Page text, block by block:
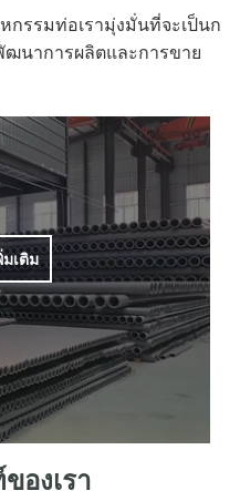
รรมท่อเรามุ่งมั่นที่จะเป็นก
นาการผลิตและการขาย
มเติม
องเรา